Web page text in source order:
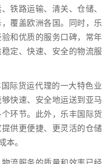
铁路运输、清关、仓储、
覆盖欧洲各国。同时，乐
和优质的服务口碑，常年
定、快速、安全的物流服
际货运代理的一大特色业
快速、安全地运送到亚马
环节。此外，乐丰国际货
供更便捷、更灵活的仓储
本。